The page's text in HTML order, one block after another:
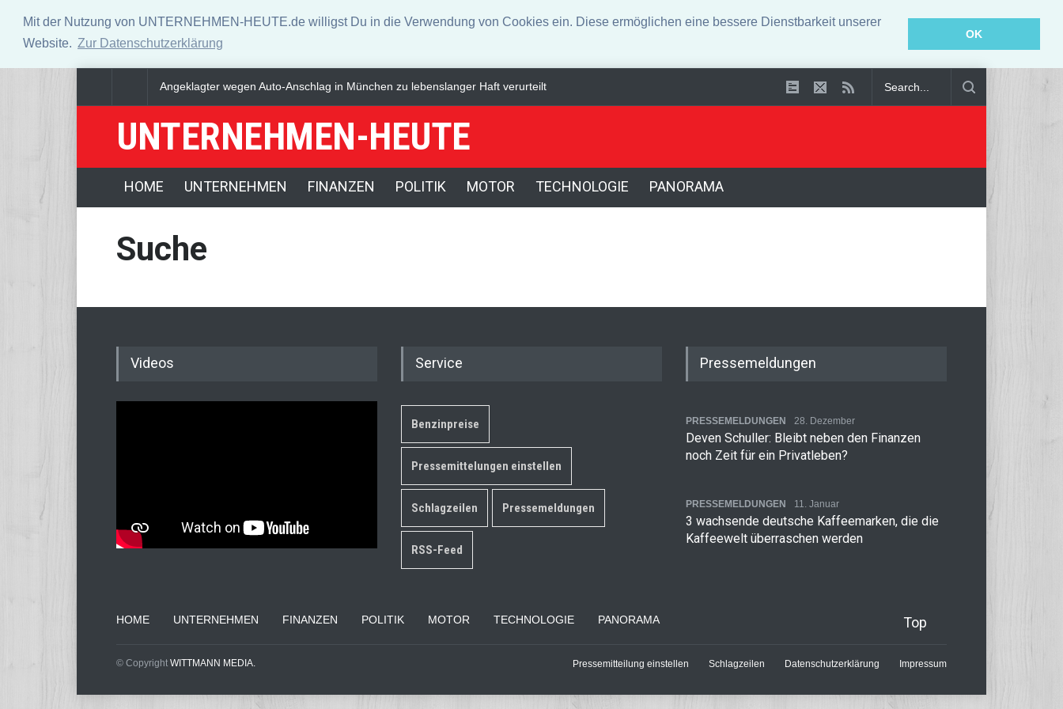
Mit der Nutzung von UNTERNEHMEN-HEUTE.de willigst Du in die Verwendung von Cookies ein. Diese ermöglichen eine bessere Dienstbarkeit unserer
Website. Zur Datenschutzerklärung
OK
Angeklagter wegen Auto-Anschlag in München zu lebenslanger Haft verurteilt Mehr als tausend Schweine bei Stallbrand in Bayern verendet Weniger Falschgeld festgestellt
UNTERNEHMEN-HEUTE
HOME UNTERNEHMEN FINANZEN POLITIK MOTOR TECHNOLOGIE PANORAMA
Suche
Videos Service
Benzinpreise
Pressemittelungen einstellen
Schlagzeilen Pressemeldungen
RSS-Feed
Pressemeldungen
PRESSEMELDUNGEN 28. Dezember
Deven Schuller: Bleibt neben den Finanzen
noch Zeit für ein Privatleben?
PRESSEMELDUNGEN 11. Januar
3 wachsende deutsche Kaffeemarken, die die
Kaffeewelt überraschen werden
HOME UNTERNEHMEN FINANZEN POLITIK MOTOR TECHNOLOGIE PANORAMA Top
© Copyright WITTMANN MEDIA. Pressemitteilung einstellen Schlagzeilen Datenschutzerklärung Impressum